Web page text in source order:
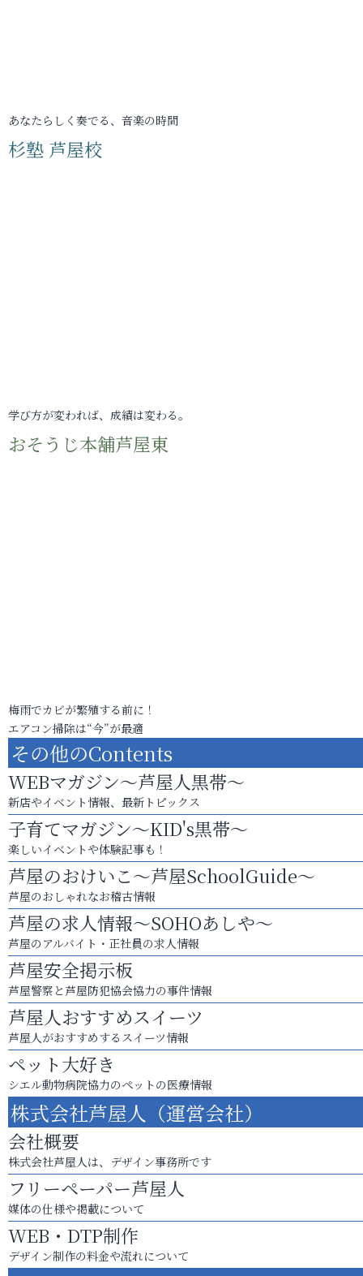
あなたらしく奏でる、音楽の時間
杉塾 芦屋校
学び方が変われば、成績は変わる。
おそうじ本舗芦屋東
梅雨でカビが繁殖する前に！
エアコン掃除は“今”が最適
その他のContents
WEBマガジン～芦屋人黒帯～
新店やイベント情報、最新トピックス
子育てマガジン～KID's黒帯～
楽しいイベントや体験記事も！
芦屋のおけいこ～芦屋SchoolGuide～
芦屋のおしゃれなお稽古情報
芦屋の求人情報～SOHOあしや～
芦屋のアルバイト・正社員の求人情報
芦屋安全掲示板
芦屋警察と芦屋防犯協会協力の事件情報
芦屋人おすすめスイーツ
芦屋人がおすすめするスイーツ情報
ペット大好き
シエル動物病院協力のペットの医療情報
株式会社芦屋人（運営会社）
会社概要
株式会社芦屋人は、デザイン事務所です
フリーペーパー芦屋人
媒体の仕様や掲載について
WEB・DTP制作
デザイン制作の料金や流れについて